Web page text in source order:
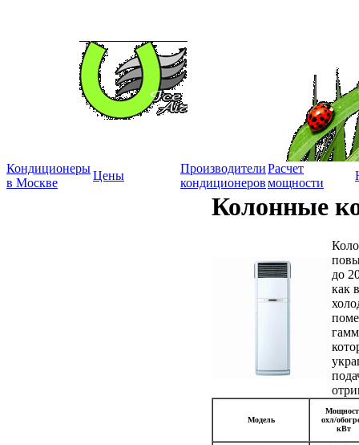
Кондиционеры
в Москве
Цены
Производители
кондиционеров
Расчет
мощности
Колонные
до
как
Модель
охл/
кВт